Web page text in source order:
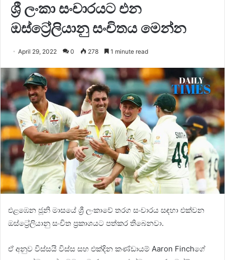
ශ්‍රී ලංකා සංචාරයට එන
ඔස්ට්‍රේලියානු සංචිතය මෙන්න
April 29, 2022 0 278 1 minute read
එළඹෙන ජූනි මාසයේ ශ්‍රී ලංකාවේ තරග සංචාරය සඳහා එක්වන
ඔස්ට්‍රේලියානු සංචිත ප්‍රකාශයට පත්කර තිබෙනවා.
ඒ අනුව විස්සයි විස්ස සහ එක්දින කණ්ඩායම් Aaron Finchගේ